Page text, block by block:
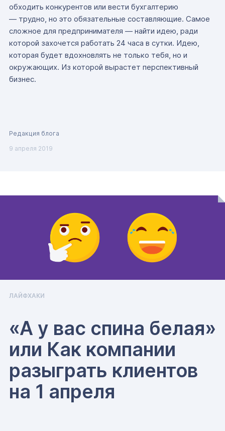
обходить конкурентов или вести бухгалтерию
— трудно, но это обязательные составляющие. Самое
сложное для предпринимателя — найти идею, ради
которой захочется работать 24 часа в сутки. Идею,
которая будет вдохновлять не только тебя, но и
окружающих. Из которой вырастет перспективный
бизнес.
Редакция блога
9 апреля 2019
ЛАЙФХАКИ
«А у вас спина белая»
или Как компании
разыграть клиентов
на 1 апреля